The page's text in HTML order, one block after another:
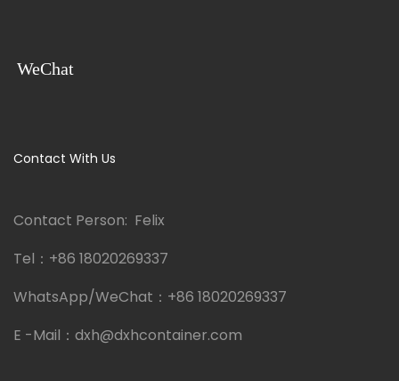
WeChat
Contact With Us
Contact Person: Felix
Tel： +86 18020269337
WhatsApp/WeChat： +86 18020269337
E -Mail： dxh@dxhcontainer.com